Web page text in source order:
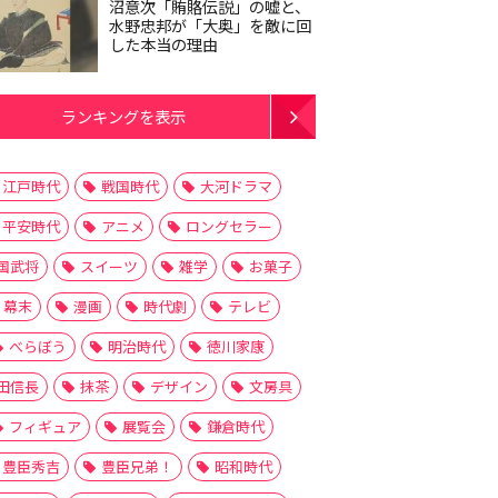
沼意次「賄賂伝説」の嘘と、
水野忠邦が「大奥」を敵に回
した本当の理由
ランキングを表示
江戸時代 戦国時代
大河ドラマ
平安時代
アニメ
ロングセラー
武将
スイーツ 雑学
お菓子
幕末
漫画 時代劇
テレビ
べらぼう
明治時代
徳川家康
信長
抹茶 デザイン
文房具
フィギュア
展覧会
鎌倉時代
豊臣秀吉
豊臣兄弟！
昭和時代